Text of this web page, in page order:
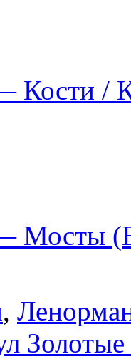
Кости /
Мосты
,